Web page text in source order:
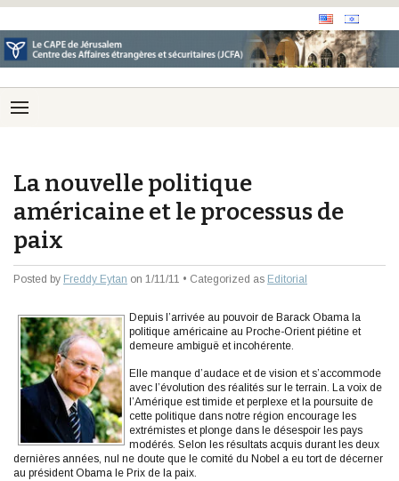
La nouvelle politique
américaine et le processus de
paix
Posted by Freddy Eytan on 1/11/11 • Categorized as Editorial
Depuis l’arrivée au pouvoir de Barack Obama la
politique américaine au Proche-Orient piétine et
demeure ambiguë et incohérente.
Elle manque d’audace et de vision et s’accommode
avec l’évolution des réalités sur le terrain. La voix de
l’Amérique est timide et perplexe et la poursuite de
cette politique dans notre région encourage les
extrémistes et plonge dans le désespoir les pays
modérés. Selon les résultats acquis durant les deux
dernières années, nul ne doute que le comité du Nobel a eu tort de décerner
au président Obama le Prix de la paix.